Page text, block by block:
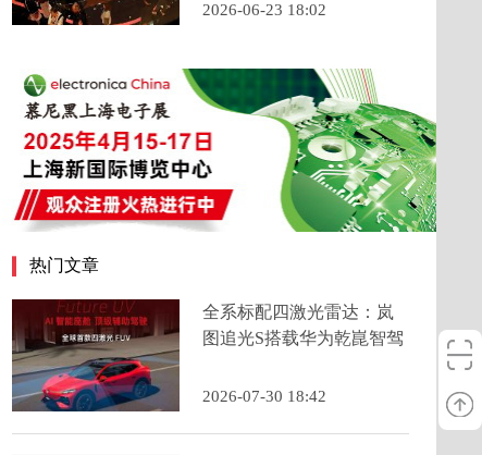
2026-06-23 18:02
热门文章
全系标配四激光雷达：岚
图追光S搭载华为乾崑智驾
FUV新品类
2026-07-30 18:42